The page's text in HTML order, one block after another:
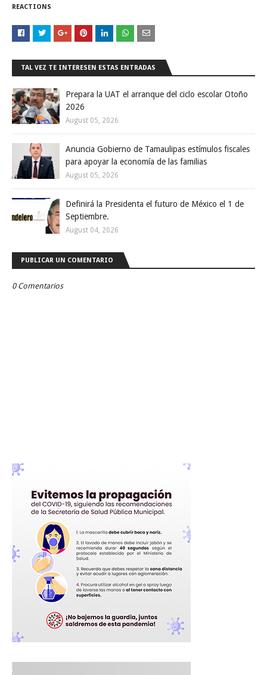
REACTIONS
TAL VEZ TE INTERESEN ESTAS ENTRADAS
Prepara la UAT el arranque del ciclo escolar Otoño
2026
August 05, 2026
Anuncia Gobierno de Tamaulipas estímulos fiscales
para apoyar la economía de las familias
August 05, 2026
Definirá la Presidenta el futuro de México el 1 de
Septiembre.
August 04, 2026
PUBLICAR UN COMENTARIO
0 Comentarios